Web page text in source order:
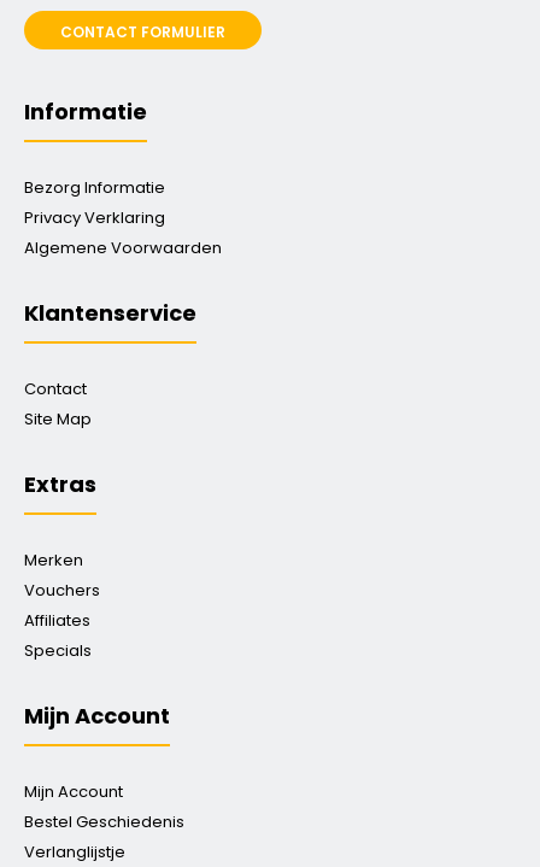
CONTACT FORMULIER
Informatie
Bezorg Informatie
Privacy Verklaring
Algemene Voorwaarden
Klantenservice
Contact
Site Map
Extras
Merken
Vouchers
Affiliates
Specials
Mijn Account
Mijn Account
Bestel Geschiedenis
Verlanglijstje